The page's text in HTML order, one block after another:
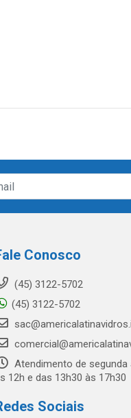
Conosco
(45) 3122-5702
(45) 3122-5702
Atendimento de
12h e das 13h30 às 17h30
Sociais